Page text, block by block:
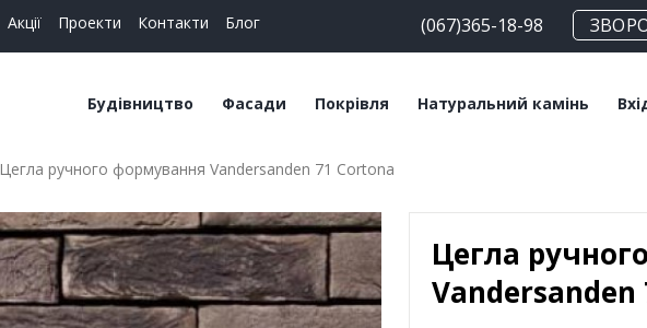
Акції Проекти Контакти Блог (067)365-18-98
Будівництво
Керамічні блоки
Будівельні суміші
Фасади
Плитка клінкерна
Плитка ручного
формування
Цегла клінкерна
Цегла ручного
Покрівля
Битумна черепиця
Керамічна черепиця
Мансардні вікна
Софіти
Натуральний камінь
Травертин
Мармур
Цегла ручного формування Vandersanden 71 Cortona
Цегла
Vandersanden